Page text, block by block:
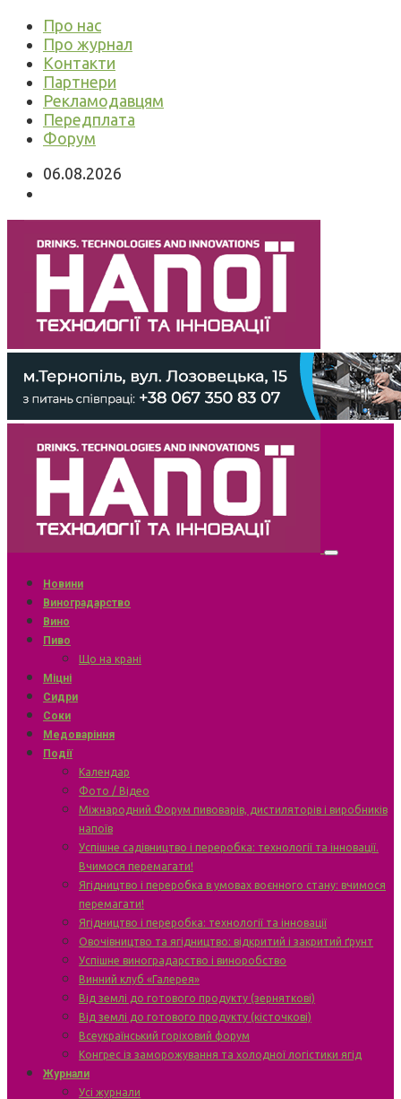
Про нас
Про журнал
Контакти
Партнери
Рекламодавцям
Передплата
Форум
06.08.2026
Новини
Виноградарство
Вино
Пиво
Що на крані
Міцні
Сидри
Соки
Медоваріння
Події
Календар
Фото / Відео
Міжнародний Форум пивоварів, дистиляторів і виробників
напоїв
Успішне садівництво і переробка: технології та інновації.
Вчимося перемагати!
Ягідництво і переробка в умовах воєнного стану: вчимося
перемагати!
Ягідництво і переробка: технології та інновації
Овочівництво та ягідництво: відкритий і закритий ґрунт
Успішне виноградарство і виноробство
Винний клуб «Галерея»
Від землі до готового продукту (зерняткові)
Від землі до готового продукту (кісточкові)
Всеукраїнський горіховий форум
Конгрес із заморожування та холодної логістики ягід
Журнали
Усі журнали